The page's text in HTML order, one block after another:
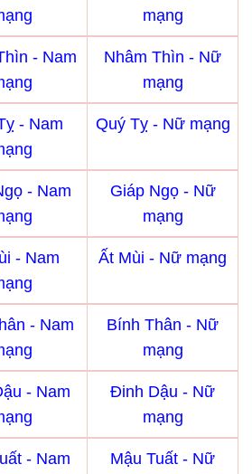
mạng
- Nam
Nhâm Thìn - Nữ
mạng
- Nam
Quý Tỵ - Nữ mạng
- Nam
Giáp Ngọ - Nữ
mạng
- Nam
Ất Mùi - Nữ mạng
- Nam
Bính Thân - Nữ
mạng
- Nam
Đinh Dậu - Nữ
mạng
- Nam
Mậu Tuất - Nữ